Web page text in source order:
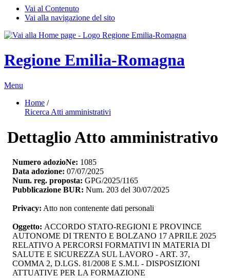
Vai al Contenuto
Vai alla navigazione del sito
Regione Emilia-Romagna
Menu
Home /
Ricerca Atti amministrativi
Dettaglio Atto amministrativo
Numero adozioNe: 1085
Data adozione: 07/07/2025
Num. reg. proposta: GPG/2025/1165
Pubblicazione BUR: Num. 203 del 30/07/2025
Privacy: Atto non contenente dati personali
Oggetto: ACCORDO STATO-REGIONI E PROVINCE
AUTONOME DI TRENTO E BOLZANO 17 APRILE 2025
RELATIVO A PERCORSI FORMATIVI IN MATERIA DI
SALUTE E SICUREZZA SUL LAVORO - ART. 37,
COMMA 2, D.LGS. 81/2008 E S.M.I. - DISPOSIZIONI
ATTUATIVE PER LA FORMAZIONE